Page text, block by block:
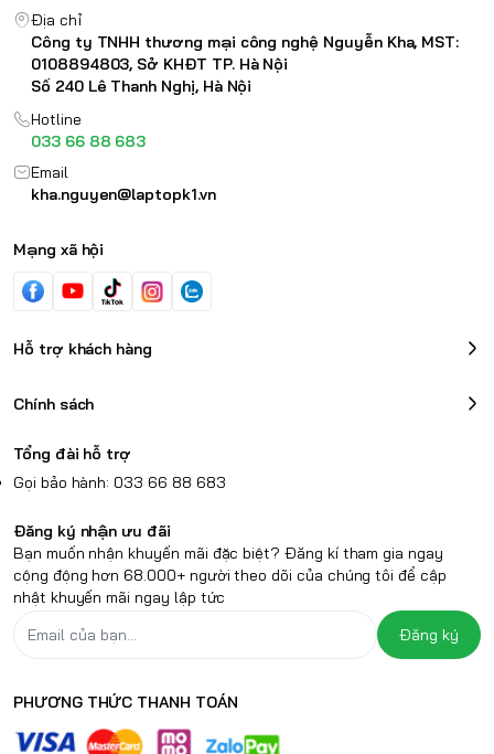
Địa chỉ
Công ty TNHH thương mại công nghệ Nguyễn Kha, MST:
0108894803, Sở KHĐT TP. Hà Nội
Số 240 Lê Thanh Nghị, Hà Nội
Hotline
033 66 88 683
Email
kha.nguyen@laptopk1.vn
Mạng xã hội
Hỗ trợ khách hàng
Chính sách
Tổng đài hỗ trợ
Gọi bảo hành: 033 66 88 683
Đăng ký nhận ưu đãi
Bạn muốn nhận khuyến mãi đặc biệt? Đăng kí tham gia ngay
cộng động hơn 68.000+ người theo dõi của chúng tôi để cập
nhật khuyến mãi ngay lập tức
Đăng ký
PHƯƠNG THỨC THANH TOÁN